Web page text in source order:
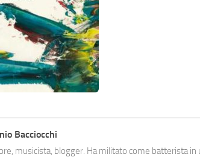
Bacciocchi
musicista, blogger. Ha militato come batterista